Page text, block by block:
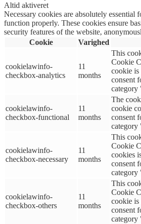
Altid aktiveret
Necessary cookies are absolutely essential
function properly. These cookies ensure
security features of the website,
Cookie
Varighed
cookielawinfo-
checkbox-analytics
11
months
This
Cookie
cookie is
consent
cookielawinfo-
checkbox-functional
11
months
The
cookie
consent
category
cookielawinfo-
checkbox-necessary
11
months
This
Cookie
cookies
consent
category
cookielawinfo-
checkbox-others
11
months
This
Cookie
cookie is
consent
category